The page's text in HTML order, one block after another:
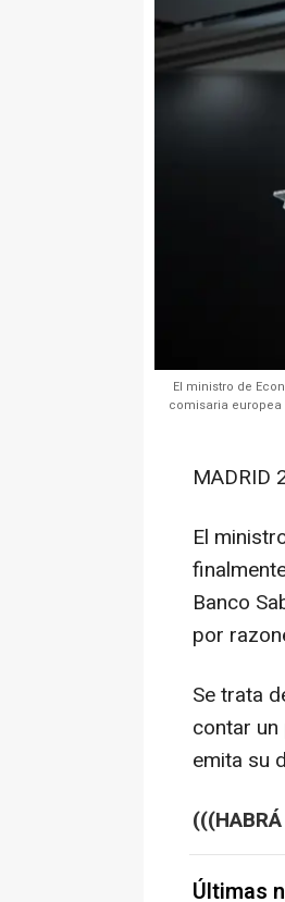
El ministro de
comisaria europea
MADRID
El
Banco
por
Se trata
contar
emita su
Últimas